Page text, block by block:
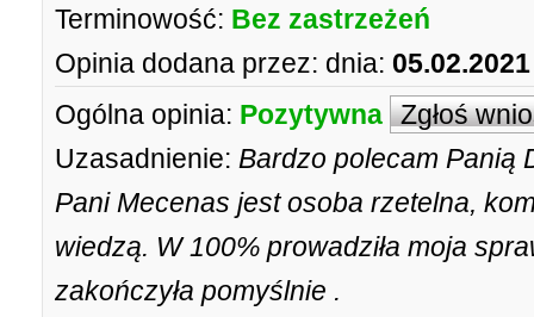
Terminowość: Bez zastrzeżeń
Opinia dodana przez: dnia:
Ogólna opinia: Pozytywna Zgłoś
Uzasadnienie: Bardzo polecam Panią
Pani Mecenas jest osoba rzetelna,
wiedzą. W 100% prowadziła moja
zakończyła pomyślnie .